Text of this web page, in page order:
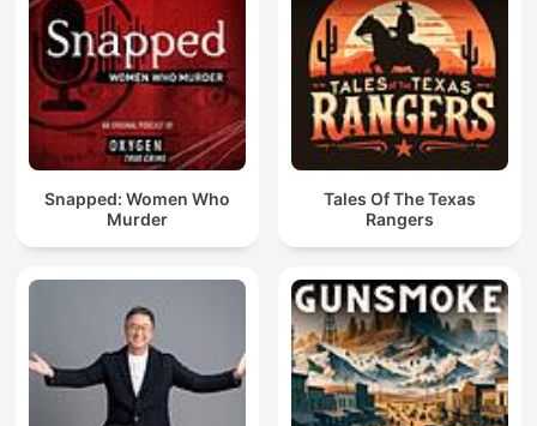
Snapped: Women Who
Murder
Tales Of The Texas
Rangers